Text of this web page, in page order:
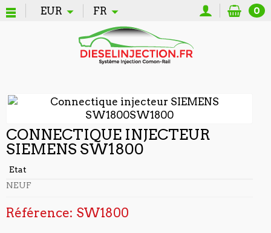
EUR FR 0
CONNECTIQUE INJECTEUR
SIEMENS SW1800
Etat
NEUF
Référence: SW1800